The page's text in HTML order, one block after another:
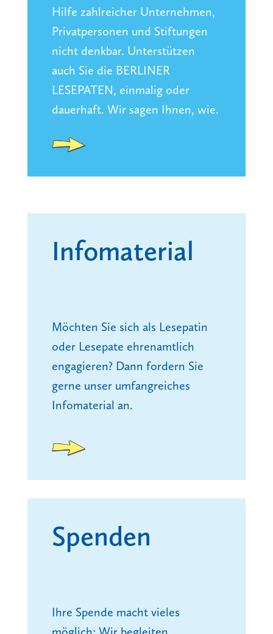
Hilfe zahlreicher Unternehmen,
Privatpersonen und Stiftungen
nicht denkbar. Unterstützen
auch Sie die BERLINER
LESEPATEN, einmalig oder
dauerhaft. Wir sagen Ihnen, wie.
Info­material
Möchten Sie sich als Lesepatin
oder Lesepate ehrenamtlich
engagieren? Dann fordern Sie
gerne unser umfangreiches
Infomaterial an.
Spenden
Ihre Spende macht vieles